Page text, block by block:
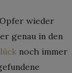
wieder
genau in den
noch immer